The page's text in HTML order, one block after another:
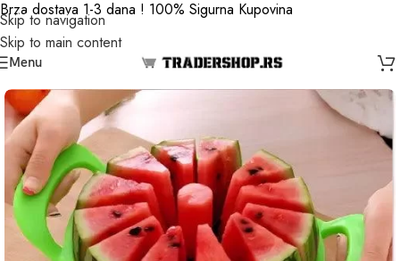
Skip to navigation
Skip to main content
Brza dostava 1-3 dana ! 100% Sigurna Kupovina
Menu